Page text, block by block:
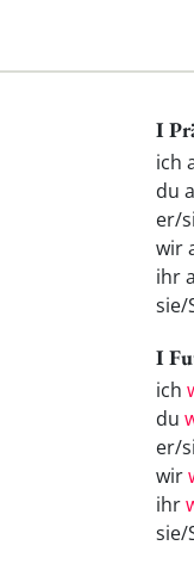
I
ich
du
er/
wir
ihr
sie/
I
ich
du
er/
wir
ihr
sie/